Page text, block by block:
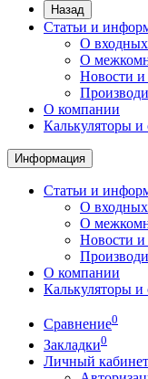
Назад
Статьи и
О
О
Новости
О компании
Калькуляторы и
Информация
Статьи и
О
О
Новости
О компании
Калькуляторы и
Сравнение0
Закладки0
Личный кабинет